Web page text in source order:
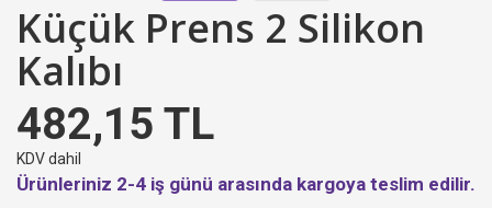
Küçük Prens 2 Silikon
Kalıbı
482,15 TL
KDV dahil
Ürünleriniz 2-4 iş günü arasında kargoya teslim edilir.